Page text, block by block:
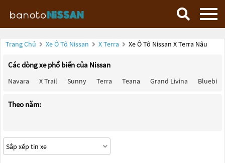
Trang Chủ Xe Ô Tô Nissan X Terra Xe Ô Tô Nissan X Terra Nâu
Các dòng xe phổ biến của Nissan
Navara X Trail Sunny Terra Teana Grand Livina Bluebird
Theo năm: